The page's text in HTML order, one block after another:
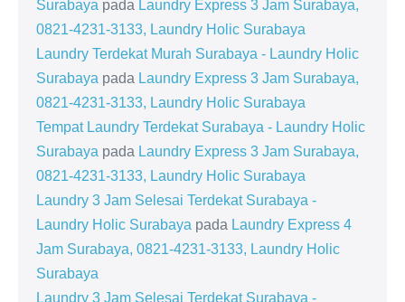
Surabaya pada Laundry Express 3 Jam Surabaya,
0821-4231-3133, Laundry Holic Surabaya
Laundry Terdekat Murah Surabaya - Laundry Holic
Surabaya pada Laundry Express 3 Jam Surabaya,
0821-4231-3133, Laundry Holic Surabaya
Tempat Laundry Terdekat Surabaya - Laundry Holic
Surabaya pada Laundry Express 3 Jam Surabaya,
0821-4231-3133, Laundry Holic Surabaya
Laundry 3 Jam Selesai Terdekat Surabaya -
Laundry Holic Surabaya pada Laundry Express 4
Jam Surabaya, 0821-4231-3133, Laundry Holic
Surabaya
Laundry 3 Jam Selesai Terdekat Surabaya -